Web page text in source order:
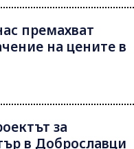
премахват
на цените в
за
в Доброславци